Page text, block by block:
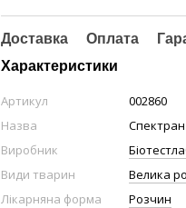
Доставка Оплата
Характеристики
Артикул
002860
Назва
Виробник
Види тварин
Велика
Лікарняна форма
Розчин